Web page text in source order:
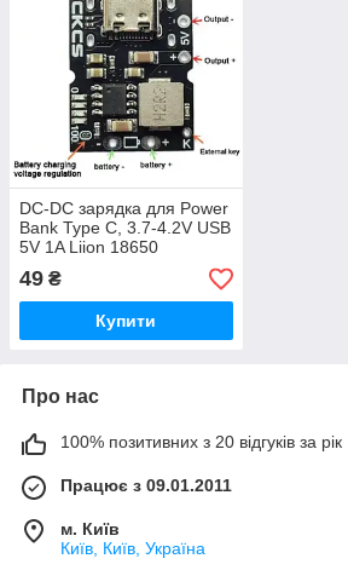
DC-DC зарядка для Power
Bank Type C, 3.7-4.2V USB
5V 1A Liion 18650
49 ₴
Купити
Про нас
100% позитивних з 20 відгуків за рік
Працює з 09.01.2011
м. Київ
Київ, Київ, Україна